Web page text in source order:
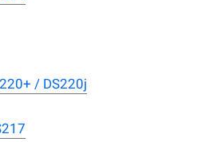
/ DS220j